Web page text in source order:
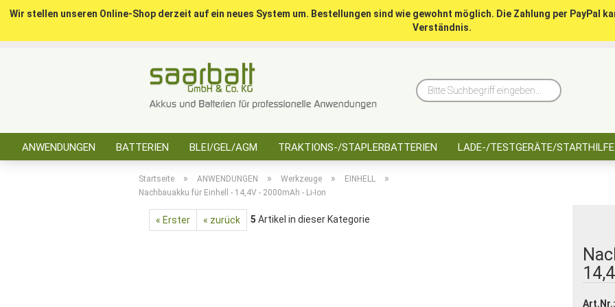
Bitte
Wir stellen unseren Online-Shop derzeit auf ein neues System um. Bestellungen sind wie gewohnt möglich. Die Zahlung per PayPal
Verständnis.
ANWENDUNGEN BATTERIEN BLEI/GEL/AGM TRAKTIONS-/STAPLERBATTERIEN LADE-/TESTGERÄTE/STARTHILFE
Startseite » ANWENDUNGEN » Werkzeuge » EINHELL »
Nachbauakku für Einhell - 14,4V - 2000mAh - Li-Ion
« Erster « zurück 5 Artikel in dieser Kategorie
Art.Nr.: